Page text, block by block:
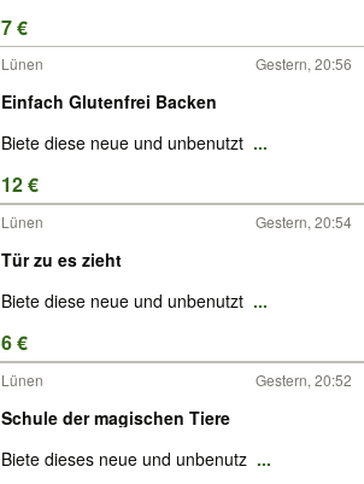
7 €
Lünen Gestern, 20:56
Einfach Glutenfrei Backen
Biete diese neue und unbenutzt ...
12 €
Lünen Gestern, 20:54
Tür zu es zieht
Biete diese neue und unbenutzt ...
6 €
Lünen Gestern, 20:52
Schule der magischen Tiere
Biete dieses neue und unbenutz ...